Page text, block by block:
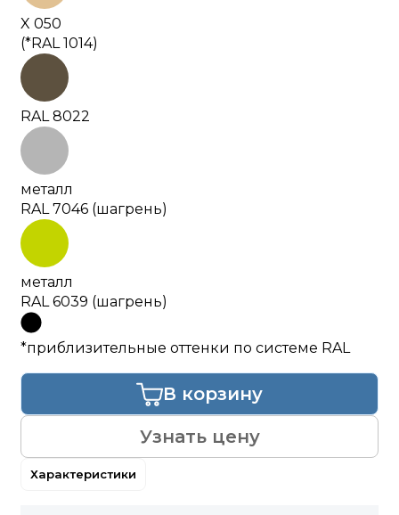
Характеристики
X 050
(*RAL 1014)
RAL 8022
металл
RAL 7046 (шагрень)
металл
RAL 6039 (шагрень)
*приблизительные оттенки по системе RAL
Узнать цену
В корзину